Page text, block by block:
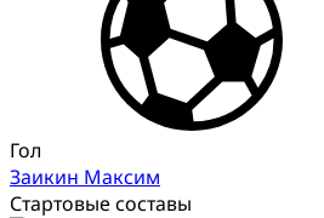
Гол
Заикин Максим
Стартовые составы